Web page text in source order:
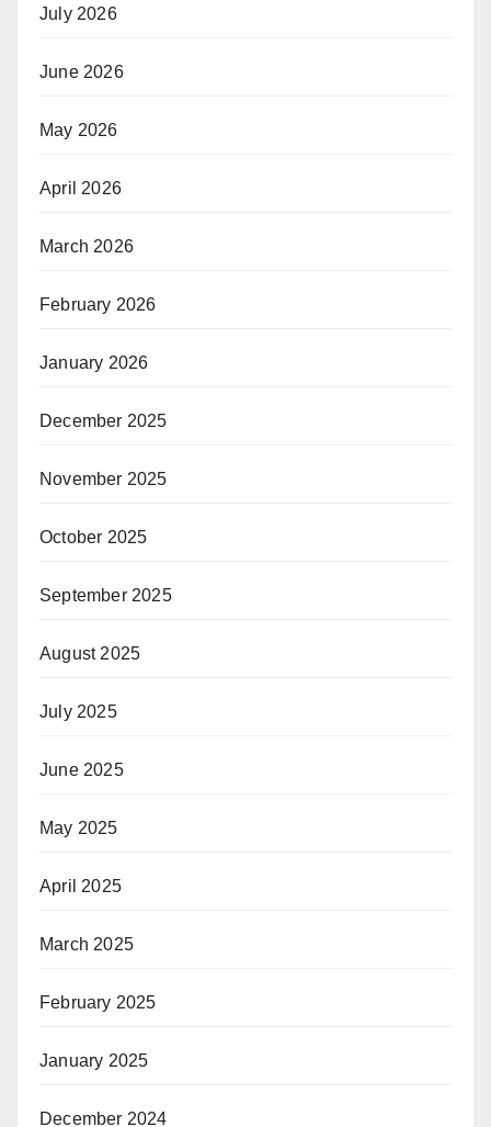
July 2026
June 2026
May 2026
April 2026
March 2026
February 2026
January 2026
December 2025
November 2025
October 2025
September 2025
August 2025
July 2025
June 2025
May 2025
April 2025
March 2025
February 2025
January 2025
December 2024